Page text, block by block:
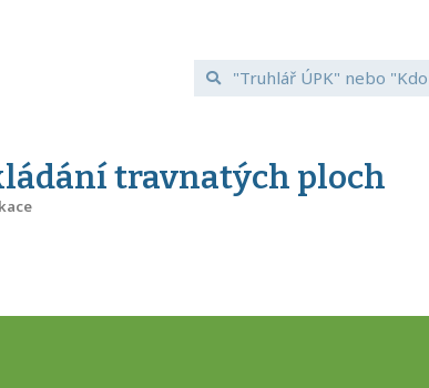
travnatých ploch